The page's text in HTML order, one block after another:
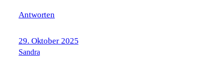
Antworten
29. Oktober 2025
Sandra